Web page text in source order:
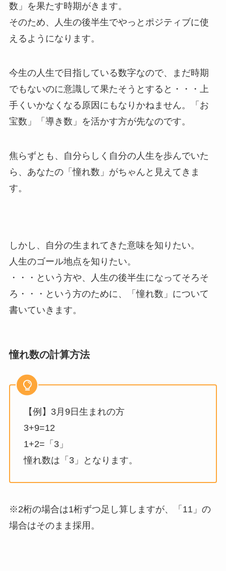
数」を果たす時期がきます。
そのため、人生の後半生でやっとポジティブに使
えるようになります。
今生の人生で目指している数字なので、まだ時期
でもないのに意識して果たそうとすると・・・上
手くいかなくなる原因にもなりかねません。「お
宝数」「導き数」を活かす方が先なのです。
焦らずとも、自分らしく自分の人生を歩んでいた
ら、あなたの「憧れ数」がちゃんと見えてきま
す。
しかし、自分の生まれてきた意味を知りたい。
人生のゴール地点を知りたい。
・・・という方や、人生の後半生になってそろそ
ろ・・・という方のために、「憧れ数」について
書いていきます。
憧れ数の計算方法
【例】3月9日生まれの方
3+9=12
1+2=「3」
憧れ数は「3」となります。
※2桁の場合は1桁ずつ足し算しますが、「11」の
場合はそのまま採用。